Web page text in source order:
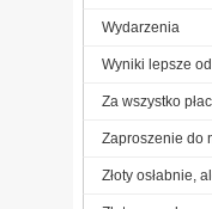
Wydarzenia
Wyniki lepsze
Za wszystko
Zaproszenie do
Złoty osłabnie,